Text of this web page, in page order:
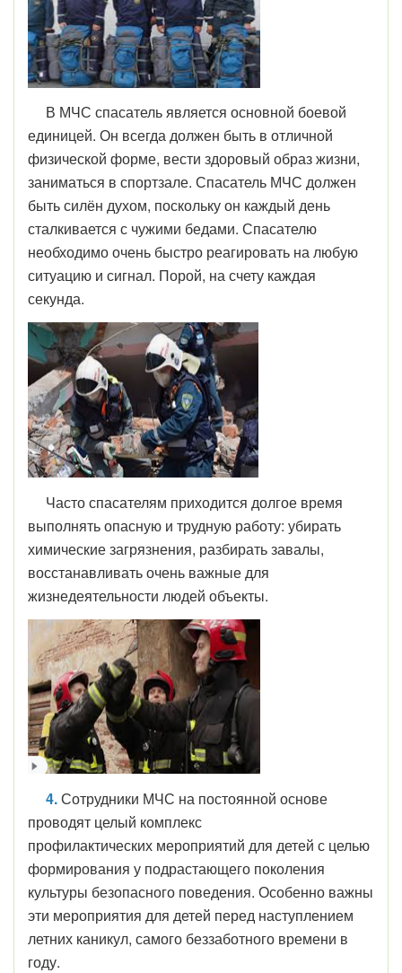
В МЧС спасатель является основной боевой
единицей. Он всегда должен быть в отличной
физической форме, вести здоровый образ жизни,
заниматься в спортзале. Спасатель МЧС должен
быть силён духом, поскольку он каждый день
сталкивается с чужими бедами. Спасателю
необходимо очень быстро реагировать на любую
ситуацию и сигнал. Порой, на счету каждая
секунда.
Часто спасателям приходится долгое время
выполнять опасную и трудную работу: убирать
химические загрязнения, разбирать завалы,
восстанавливать очень важные для
жизнедеятельности людей объекты.
4.Сотрудники МЧС на постоянной основе
проводят целый комплекс
профилактических мероприятий для детей с целью
формирования у подрастающего поколения
культуры безопасного поведения. Особенно важны
эти мероприятия для детей перед наступлением
летних каникул, самого беззаботного времени в
году.